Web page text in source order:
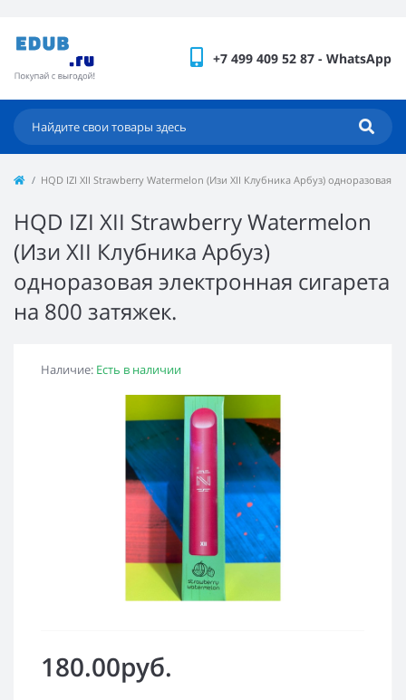
+7 499 409 52 87 - WhatsApp
HQD IZI XII Strawberry Watermelon (Изи XII Клубника Арбуз) одноразовая
HQD IZI XII Strawberry Watermelon
(Изи XII Клубника Арбуз)
одноразовая электронная сигарета
на 800 затяжек.
Наличие: Есть в наличии
180.00руб.